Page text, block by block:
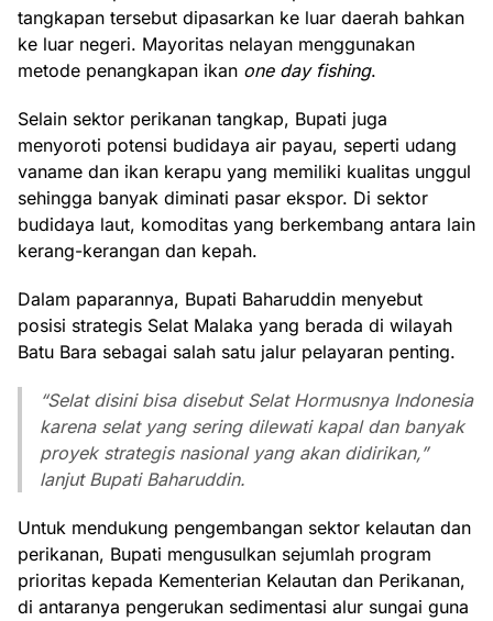
tangkapan tersebut dipasarkan ke luar daerah bahkan
ke luar negeri. Mayoritas nelayan menggunakan
metode penangkapan ikan one day fishing.
Selain sektor perikanan tangkap, Bupati juga
menyoroti potensi budidaya air payau, seperti udang
vaname dan ikan kerapu yang memiliki kualitas unggul
sehingga banyak diminati pasar ekspor. Di sektor
budidaya laut, komoditas yang berkembang antara lain
kerang-kerangan dan kepah.
Dalam paparannya, Bupati Baharuddin menyebut
posisi strategis Selat Malaka yang berada di wilayah
Batu Bara sebagai salah satu jalur pelayaran penting.
“Selat disini bisa disebut Selat Hormusnya Indonesia
karena selat yang sering dilewati kapal dan banyak
proyek strategis nasional yang akan didirikan,”
lanjut Bupati Baharuddin.
Untuk mendukung pengembangan sektor kelautan dan
perikanan, Bupati mengusulkan sejumlah program
prioritas kepada Kementerian Kelautan dan Perikanan,
di antaranya pengerukan sedimentasi alur sungai guna